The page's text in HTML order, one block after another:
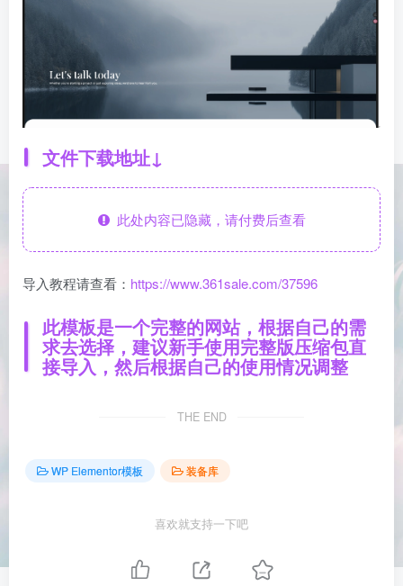
文件下载地址↓
此处内容已隐藏，请付费后查看
导入教程请查看： https://www.361sale.com/37596
此模板是一个完整的网站，根据自己的需
求去选择，建议新手使用完整版压缩包直
接导入，然后根据自己的使用情况调整
THE END
WP Elementor模板 装备库
喜欢就支持一下吧